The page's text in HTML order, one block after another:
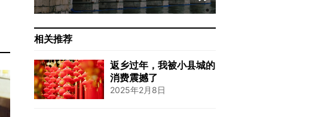
相关推荐
返乡过年，我被小县城的
消费震撼了
2025年2月8日